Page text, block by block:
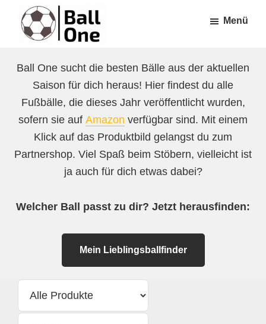
Inhalt
springen
Fußzeile
springen
One
Fußball!
Menü
Ball One sucht die besten Bälle aus der aktuellen
Saison für dich heraus! Hier findest du alle
Fußbälle, die dieses Jahr veröffentlicht wurden,
sofern sie auf Amazon verfügbar sind. Mit einem
Klick auf das Produktbild gelangst du zum
Partnershop. Viel Spaß beim Stöbern, vielleicht ist
ja auch für dich etwas dabei?
Welcher Ball passt zu dir? Jetzt herausfinden:
Mein Lieblingsballfinder